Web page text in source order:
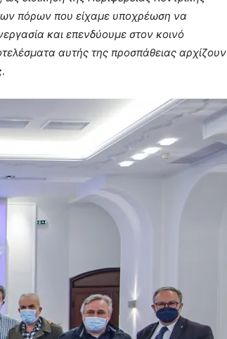
πόρων που είχαμε υποχρέωση να
και επενδύουμε στον κοινό
αυτής της προσπάθειας αρχίζουν
.